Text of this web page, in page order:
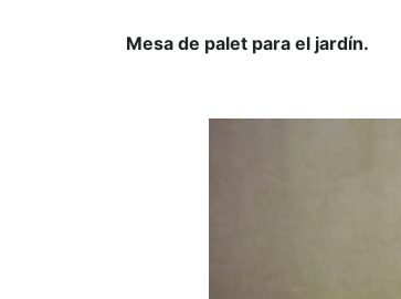
Mesa de palet para el jardín.